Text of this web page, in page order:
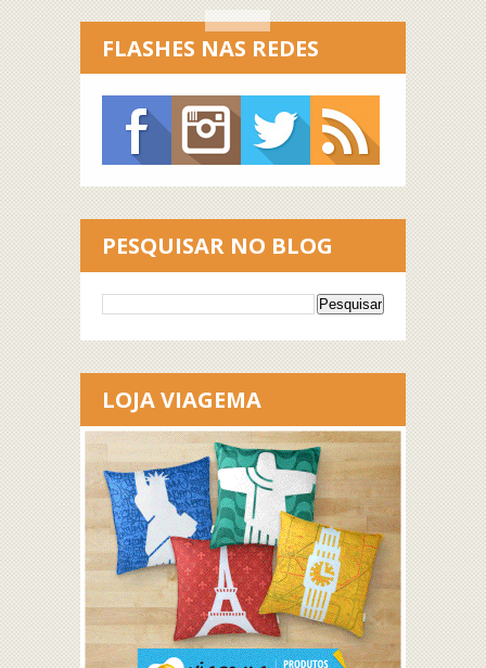
FLASHES NAS REDES
PESQUISAR NO BLOG
LOJA VIAGEMA